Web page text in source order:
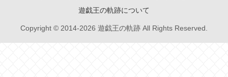
遊戯王の軌跡について
Copyright © 2014-2026 遊戯王の軌跡 All Rights Reserved.